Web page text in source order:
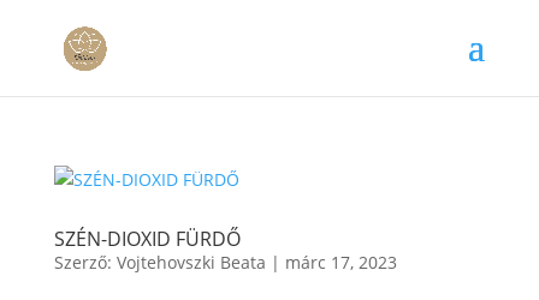
SZÉN-DIOXID FÜRDŐ
Szerző: Vojtehovszki Beata | márc 17, 2023